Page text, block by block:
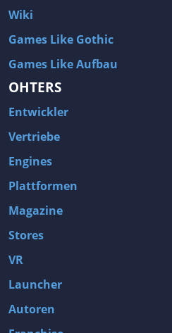
Wiki
Games Like Gothic
Games Like Aufbau
OHTERS
Entwickler
Vertriebe
Engines
Plattformen
Magazine
Stores
VR
Launcher
Autoren